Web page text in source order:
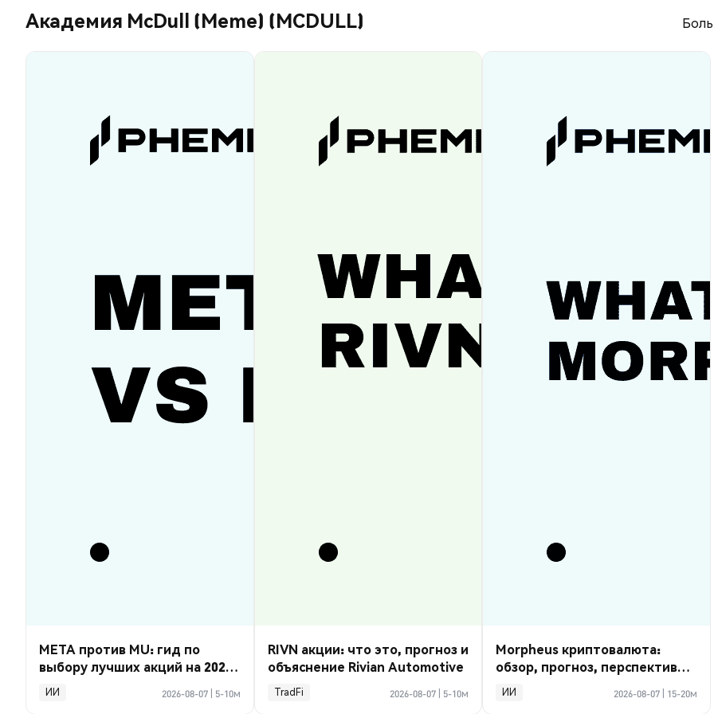
Академия McDull (Meme) (MCDULL)
META против MU: гид по
выбору лучших акций на 2026
год
ИИ 2026-08-07 5-10м
RIVN акции: что это, прогноз и
объяснение Rivian Automotive
TradFi 2026-08-07 5-10м
Morpheus криптовалюта:
обзор, прогноз, перспективы
2026
ИИ 2026-08-07 15-20м